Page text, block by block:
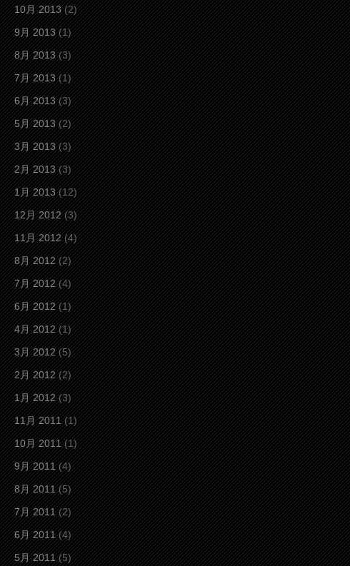
10月 2013(2)
9月 2013(1)
8月 2013(3)
7月 2013(1)
6月 2013(3)
5月 2013(2)
3月 2013(3)
2月 2013(3)
1月 2013(12)
12月 2012(3)
11月 2012(4)
8月 2012(2)
7月 2012(4)
6月 2012(1)
4月 2012(1)
3月 2012(5)
2月 2012(2)
1月 2012(3)
11月 2011(1)
10月 2011(1)
9月 2011(4)
8月 2011(5)
7月 2011(2)
6月 2011(4)
5月 2011(5)